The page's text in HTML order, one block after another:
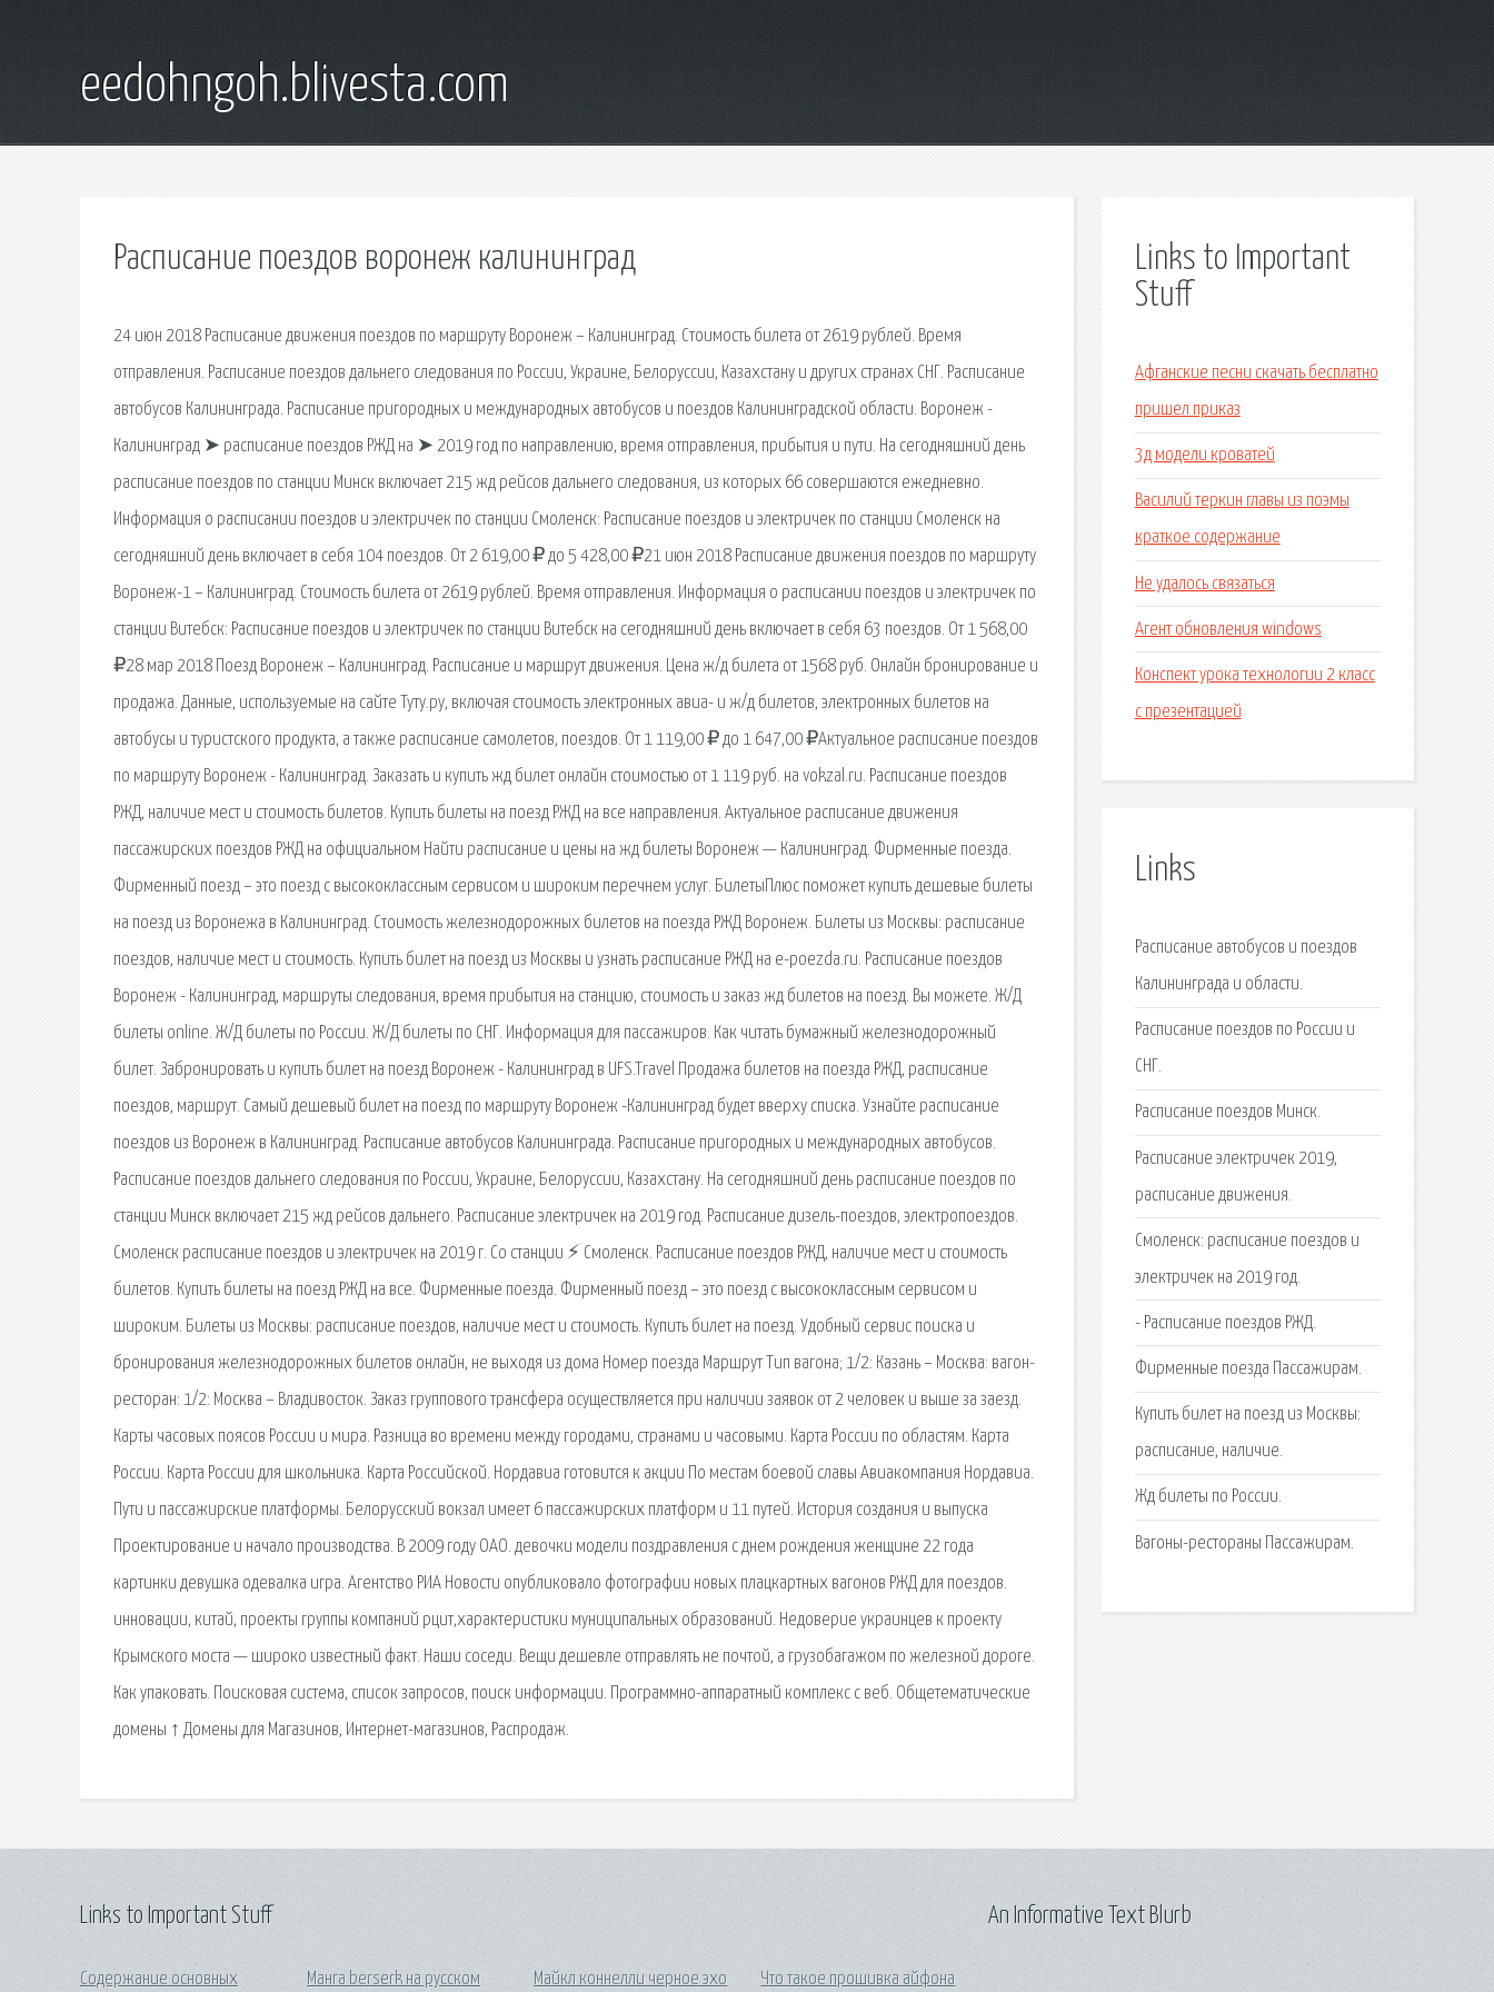
eedohngoh.blivesta.com
Расписание поездов воронеж калининград
24 июн 2018 Расписание движения поездов по маршруту Воронеж – Калининград. Стоимость билета от 2619 рублей. Время
отправления. Расписание поездов дальнего следования по России, Украине, Белоруссии, Казахстану и других странах СНГ. Расписание
автобусов Калининграда. Расписание пригородных и международных автобусов и поездов Калининградской области. Воронеж -
Калининград ➤ расписание поездов РЖД на ➤ 2019 год по направлению, время отправления, прибытия и пути. На сегодняшний день
расписание поездов по станции Минск включает 215 жд рейсов дальнего следования, из которых 66 совершаются ежедневно.
Информация о расписании поездов и электричек по станции Смоленск: Расписание поездов и электричек по станции Смоленск на
сегодняшний день включает в себя 104 поездов. От 2 619,00 ₽ до 5 428,00 ₽21 июн 2018 Расписание движения поездов по маршруту
Воронеж-1 – Калининград. Стоимость билета от 2619 рублей. Время отправления. Информация о расписании поездов и электричек по
станции Витебск: Расписание поездов и электричек по станции Витебск на сегодняшний день включает в себя 63 поездов. От 1 568,00
₽28 мар 2018 Поезд Воронеж – Калининград. Расписание и маршрут движения. Цена ж/д билета от 1568 руб. Онлайн бронирование и
продажа. Данные, используемые на сайте Туту.ру, включая стоимость электронных авиа- и ж/д билетов, электронных билетов на
автобусы и туристского продукта, а также расписание самолетов, поездов. От 1 119,00 ₽ до 1 647,00 ₽Актуальное расписание поездов
по маршруту Воронеж - Калининград. Заказать и купить жд билет онлайн стоимостью от 1 119 руб. на vokzal.ru. Расписание поездов
РЖД, наличие мест и стоимость билетов. Купить билеты на поезд РЖД на все направления. Актуальное расписание движения
пассажирских поездов РЖД на официальном Найти расписание и цены на жд билеты Воронеж — Калининград. Фирменные поезда.
Фирменный поезд – это поезд с высококлассным сервисом и широким перечнем услуг. БилетыПлюс поможет купить дешевые билеты
на поезд из Воронежа в Калининград. Стоимость железнодорожных билетов на поезда РЖД Воронеж. Билеты из Москвы: расписание
поездов, наличие мест и стоимость. Купить билет на поезд из Москвы и узнать расписание РЖД на e-poezda.ru. Расписание поездов
Воронеж - Калининград, маршруты следования, время прибытия на станцию, стоимость и заказ жд билетов на поезд. Вы можете. Ж/Д
билеты online. Ж/Д билеты по России. Ж/Д билеты по СНГ. Информация для пассажиров. Как читать бумажный железнодорожный
билет. Забронировать и купить билет на поезд Воронеж - Калининград в UFS.Travel Продажа билетов на поезда РЖД, расписание
поездов, маршрут. Самый дешевый билет на поезд по маршруту Воронеж -Калининград будет вверху списка. Узнайте расписание
поездов из Воронеж в Калининград. Расписание автобусов Калининграда. Расписание пригородных и международных автобусов.
Расписание поездов дальнего следования по России, Украине, Белоруссии, Казахстану. На сегодняшний день расписание поездов по
станции Минск включает 215 жд рейсов дальнего. Расписание электричек на 2019 год. Расписание дизель-поездов, электропоездов.
Смоленск расписание поездов и электричек на 2019 г. Со станции ⚡ Смоленск. Расписание поездов РЖД, наличие мест и стоимость
билетов. Купить билеты на поезд РЖД на все. Фирменные поезда. Фирменный поезд – это поезд с высококлассным сервисом и
широким. Билеты из Москвы: расписание поездов, наличие мест и стоимость. Купить билет на поезд. Удобный сервис поиска и
бронирования железнодорожных билетов онлайн, не выходя из дома Номер поезда Маршрут Тип вагона; 1/2: Казань – Москва: вагон-
ресторан: 1/2: Москва – Владивосток. Заказ группового трансфера осуществляется при наличии заявок от 2 человек и выше за заезд.
Карты часовых поясов России и мира. Разница во времени между городами, странами и часовыми. Карта России по областям. Карта
России. Карта России для школьника. Карта Российской. Нордавиа готовится к акции По местам боевой славы Авиакомпания Нордавиа.
Пути и пассажирские платформы. Белорусский вокзал имеет 6 пассажирских платформ и 11 путей. История создания и выпуска
Проектирование и начало производства. В 2009 году ОАО. девочки модели поздравления с днем рождения женщине 22 года
картинки девушка одевалка игра. Агентство РИА Новости опубликовало фотографии новых плацкартных вагонов РЖД для поездов.
инновации, китай, проекты группы компаний рцит,характеристики муниципальных образований. Недоверие украинцев к проекту
Крымского моста — широко известный факт. Наши соседи. Вещи дешевле отправлять не почтой, а грузобагажом по железной дороге.
Как упаковать. Поисковая сиcтема, список запросов, поиск информации. Программно-аппаратный комплекс с веб. Общетематические
домены ↑ Домены для Магазинов, Интернет-магазинов, Распродаж.
Links to Important
Stuff
Афганские песни скачать бесплатно
пришел приказ
3д модели кроватей
Василий теркин главы из поэмы
краткое содержание
Не удалось связаться
Агент обновления windows
Конспект урока технологии 2 класс
с презентацией
Links
Расписание автобусов и поездов
Калининграда и области.
Расписание поездов по России и
СНГ.
Расписание поездов Минск.
Расписание электричек 2019,
расписание движения.
Смоленск: расписание поездов и
электричек на 2019 год.
- Расписание поездов РЖД.
Фирменные поезда Пассажирам.
Купить билет на поезд из Москвы:
расписание, наличие.
Жд билеты по России.
Вагоны-рестораны Пассажирам.
Links to Important Stuff
Содержание основных Манга berserk на русском Майкл коннелли черное эхо Что такое прошивка айфона
An Informative Text Blurb